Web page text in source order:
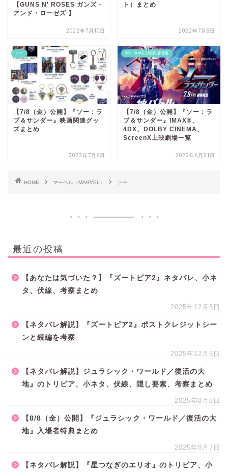
【GUNS N' ROSES ガンズ・
アンド・ローゼズ 】
2022年7月10日
ト）まとめ
2022年7月8日
ソー
【7/8（金）公開】『ソー：ラ
ブ＆サンダー』映画関連グッ
ズまとめ
2022年7月6日
4D・IMAX上映劇場情報
【7/8（金）公開】『ソー：ラ
ブ＆サンダー』IMAX®、
4DX、DOLBY CINEMA、
ScreenX上映劇場一覧
2022年6月21日
HOME マーベル（MARVEL） ソー
最近の投稿
【あなたは気づいた？】『ズートピア2』ネタバレ、小ネ
タ、伏線、考察まとめ
2025年12月5日
【ネタバレ解説】『ズートピア2』ポストクレジットシー
ンと続編を考察
2025年12月5日
【ネタバレ解説】ジュラシック・ワールド／復活の大
地』のトリビア、小ネタ、伏線、隠し要素、考察まとめ
2025年8月8日
【8/8（金）公開】『ジュラシック・ワールド／復活の大
地』入場者特典まとめ
2025年8月7日
【ネタバレ解説】『星つなぎのエリオ』のトリビア、小